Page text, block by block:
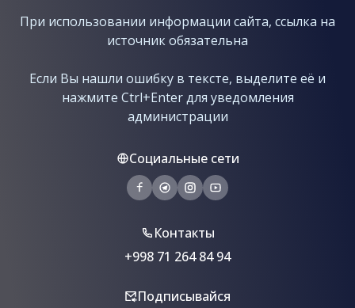
При использовании информации сайта, ссылка на
источник обязательна
Если Вы нашли ошибку в тексте, выделите её и
нажмите Ctrl+Enter для уведомления
администрации
Социальные сети
Контакты
+998 71 264 84 94
Подписывайся